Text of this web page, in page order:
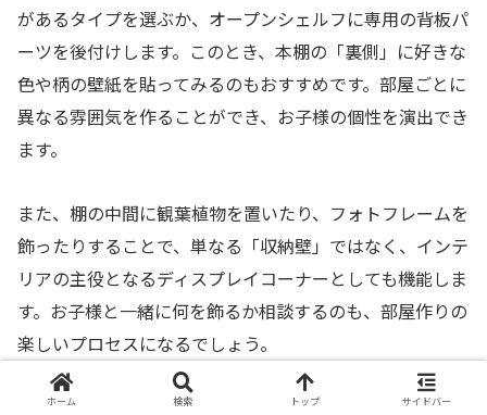
があるタイプを選ぶか、オープンシェルフに専用の背板パ
ーツを後付けします。このとき、本棚の「裏側」に好きな
色や柄の壁紙を貼ってみるのもおすすめです。部屋ごとに
異なる雰囲気を作ることができ、お子様の個性を演出でき
ます。
また、棚の中間に観葉植物を置いたり、フォトフレームを
飾ったりすることで、単なる「収納壁」ではなく、インテ
リアの主役となるディスプレイコーナーとしても機能しま
す。お子様と一緒に何を飾るか相談するのも、部屋作りの
楽しいプロセスになるでしょう。
ホーム 検索 トップ サイドバー